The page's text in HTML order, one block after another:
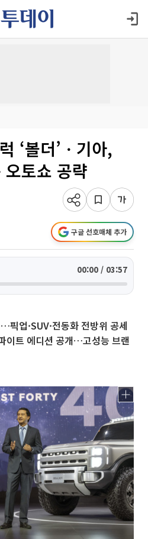
‘볼더’ㆍ기아,
토쇼 공략
구글 선호매체 추가
00:00 / 03:57
픽업·SUV·전동화 전방위 공세
이트 에디션 공개…고성능 브랜